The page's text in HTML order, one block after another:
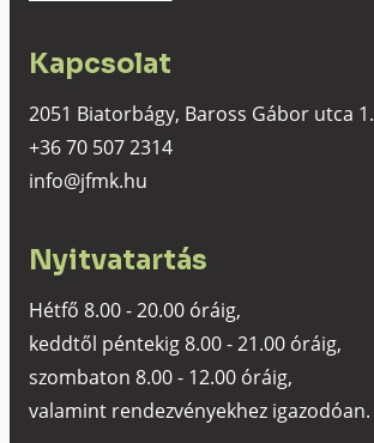
Kapcsolat
2051 Biatorbágy, Baross Gábor utca 1.
+36 70 507 2314
info@jfmk.hu
Nyitvatartás
Hétfő 8.00 - 20.00 óráig,
keddtől péntekig 8.00 - 21.00 óráig,
szombaton 8.00 - 12.00 óráig,
valamint rendezvényekhez igazodóan.